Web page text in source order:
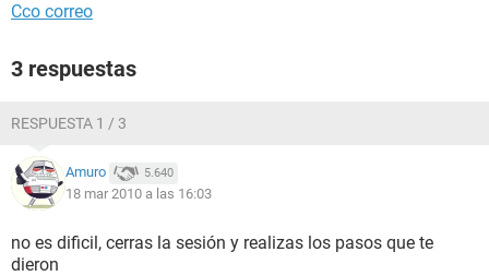
Cco correo
3 respuestas
RESPUESTA 1 / 3
Amuro 5.640
18 mar 2010 a las 16:03
no es dificil, cerras la sesión y realizas los pasos que te
dieron